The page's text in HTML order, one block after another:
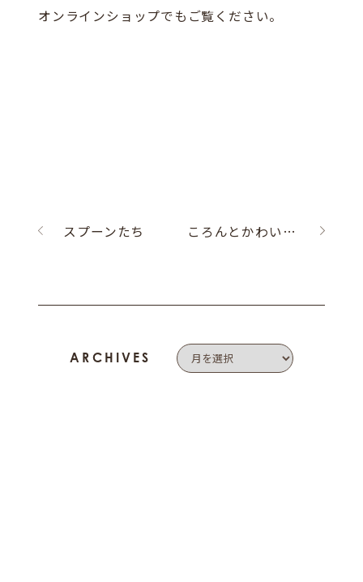
オンラインショップでもご覧ください。
スプーンたち ころんとかわいいバロックペンダント☆
ARCHIVES